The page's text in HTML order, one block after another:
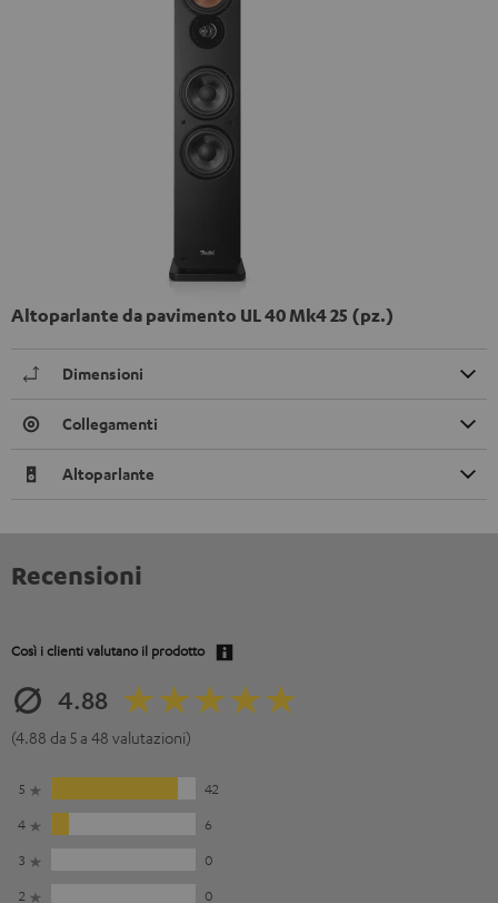
Altoparlante da pavimento UL 40 Mk4 25 (pz.)
Dimensioni
Collegamenti
Altoparlante
Recensioni
Così i clienti valutano il prodotto
4.88
(4.88 da 5 a 48 valutazioni)
5
42
4
6
3
0
2
0